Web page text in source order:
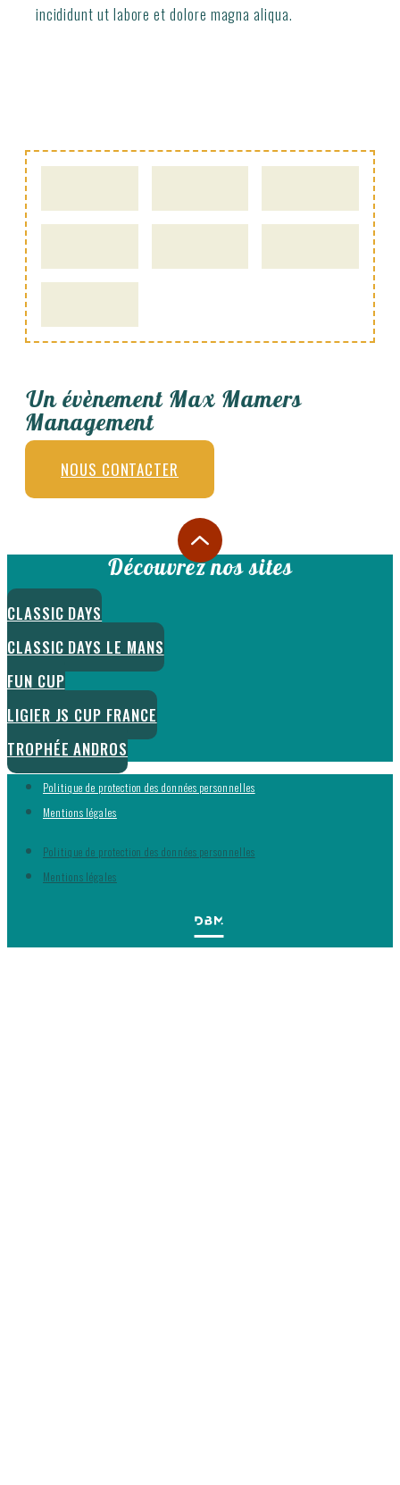
incididunt ut labore et dolore magna aliqua.
Un évènement Max Mamers
Management
NOUS CONTACTER
Découvrez nos sites
CLASSIC DAYS
CLASSIC DAYS LE MANS
FUN CUP
LIGIER JS CUP FRANCE
TROPHÉE ANDROS
Politique de protection des données personnelles
Mentions légales
Politique de protection des données personnelles
Mentions légales